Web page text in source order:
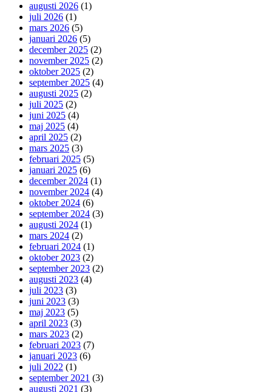
augusti 2026 (1)
juli 2026 (1)
mars 2026 (5)
januari 2026 (5)
december 2025 (2)
november 2025 (2)
oktober 2025 (2)
september 2025 (4)
augusti 2025 (2)
juli 2025 (2)
juni 2025 (4)
maj 2025 (4)
april 2025 (2)
mars 2025 (3)
februari 2025 (5)
januari 2025 (6)
december 2024 (1)
november 2024 (4)
oktober 2024 (6)
september 2024 (3)
augusti 2024 (1)
mars 2024 (2)
februari 2024 (1)
oktober 2023 (2)
september 2023 (2)
augusti 2023 (4)
juli 2023 (3)
juni 2023 (3)
maj 2023 (5)
april 2023 (3)
mars 2023 (2)
februari 2023 (7)
januari 2023 (6)
juli 2022 (1)
september 2021 (3)
augusti 2021 (3)